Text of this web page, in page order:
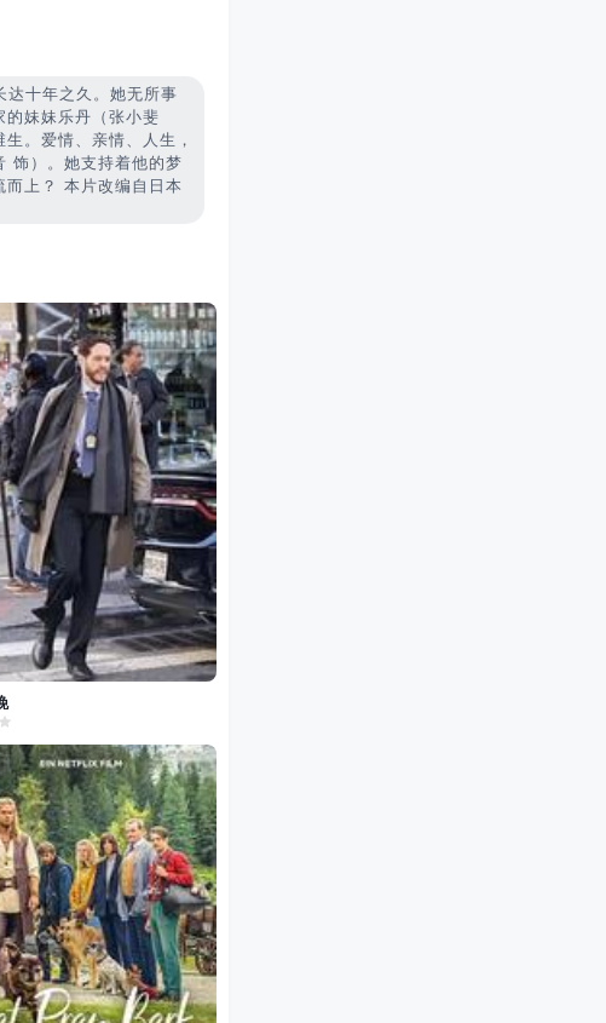
十年之久。她无所事
妹妹乐丹（张小斐
。爱情、亲情、人生，
饰）。她支持着他的梦
上？ 本片改编自日本